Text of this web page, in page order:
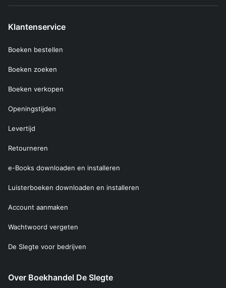
Klantenservice
Boeken bestellen
Boeken zoeken
Boeken verkopen
Openingstijden
Levertijd
Retourneren
e-Books downloaden en installeren
Luisterboeken downloaden en installeren
Account aanmaken
Wachtwoord vergeten
De Slegte voor bedrijven
Over Boekhandel De Slegte